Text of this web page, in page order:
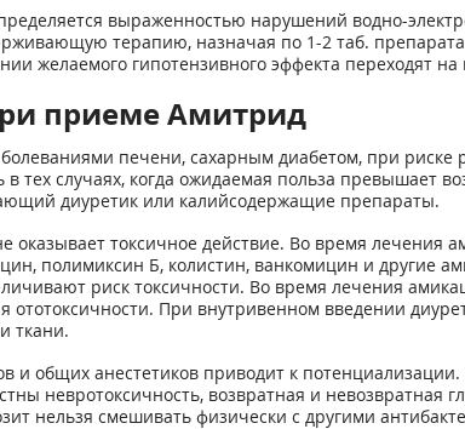
выраженностью нарушений водно-
терапию, назначая по 1-2 таб.
желаемого гипотензивного эффекта переходят
приеме Амитрид
печени, сахарным диабетом, при риске
случаях, когда ожидаемая польза превышает
диуретик или калийсодержащие препараты.
токсичное действие. Во время лечения
полимиксин Б, колистин, ванкомицин и другие
риск токсичности. Во время лечения
При внутривенном введении
ткани.
общих анестетиков приводит к
невротоксичность, возвратная и невозвратная
нельзя смешивать физически с другими